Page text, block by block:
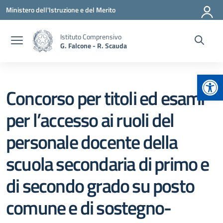
Vai ai contenuti
Vai al menu di navigazione
Vai al footer
Ministero dell'Istruzione e del Merito
Istituto Comprensivo
G. Falcone - R. Scauda
Concorso per titoli ed esami
per l’accesso ai ruoli del
personale docente della
scuola secondaria di primo e
di secondo grado su posto
comune e di sostegno-